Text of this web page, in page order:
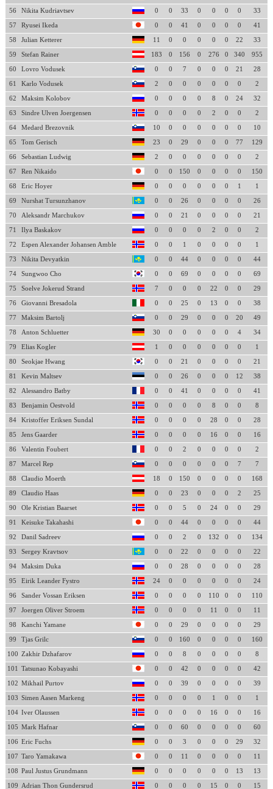
56 Nikita Kudriavtsev 0 0 33 0 0 0 0 33
57 Ryusei Ikeda 0 0 41 0 0 0 0 41
58 Julian Ketterer 11 0 0 0 0 0 22 33
59 Stefan Rainer 183 0 156 0 276 0 340 955
60 Lovro Vodusek 0 0 7 0 0 0 21 28
61 Karlo Vodusek 2 0 0 0 0 0 0 2
62 Maksim Kolobov 0 0 0 0 8 0 24 32
63 Sindre Ulven Joergensen 0 0 0 0 2 0 0 2
64 Medard Brezovnik 10 0 0 0 0 0 0 10
65 Tom Gerisch 23 0 29 0 0 0 77 129
66 Sebastian Ludwig 2 0 0 0 0 0 0 2
67 Ren Nikaido 0 0 150 0 0 0 0 150
68 Eric Hoyer 0 0 0 0 0 0 1 1
69 Nurshat Tursunzhanov 0 0 26 0 0 0 0 26
70 Aleksandr Marchukov 0 0 21 0 0 0 0 21
71 Ilya Baskakov 0 0 0 0 2 0 0 2
72 Espen Alexander Johansen Amble 0 0 1 0 0 0 0 1
73 Nikita Devyatkin 0 0 44 0 0 0 0 44
74 Sungwoo Cho 0 0 69 0 0 0 0 69
75 Soelve Jokerud Strand 7 0 0 0 22 0 0 29
76 Giovanni Bresadola 0 0 25 0 13 0 0 38
77 Maksim Bartolj 0 0 29 0 0 0 20 49
78 Anton Schluetter 30 0 0 0 0 0 4 34
79 Elias Kogler 1 0 0 0 0 0 0 1
80 Seokjae Hwang 0 0 21 0 0 0 0 21
81 Kevin Maltsev 0 0 26 0 0 0 12 38
82 Alessandro Batby 0 0 41 0 0 0 0 41
83 Benjamin Oestvold 0 0 0 0 8 0 0 8
84 Kristoffer Eriksen Sundal 0 0 0 0 28 0 0 28
85 Jens Gaarder 0 0 0 0 16 0 0 16
86 Valentin Foubert 0 0 2 0 0 0 0 2
87 Marcel Rep 0 0 0 0 0 0 7 7
88 Claudio Moerth 18 0 150 0 0 0 0 168
89 Claudio Haas 0 0 23 0 0 0 2 25
90 Ole Kristian Baarset 0 0 5 0 24 0 0 29
91 Keisuke Takahashi 0 0 44 0 0 0 0 44
92 Danil Sadreev 0 0 2 0 132 0 0 134
93 Sergey Kravtsov 0 0 22 0 0 0 0 22
94 Maksim Duka 0 0 28 0 0 0 0 28
95 Eirik Leander Fystro 24 0 0 0 0 0 0 24
96 Sander Vossan Eriksen 0 0 0 0 110 0 0 110
97 Joergen Oliver Stroem 0 0 0 0 11 0 0 11
98 Kanchi Yamane 0 0 29 0 0 0 0 29
99 Tjas Grilc 0 0 160 0 0 0 0 160
100 Zakhir Dzhafarov 0 0 8 0 0 0 0 8
101 Tatsunao Kobayashi 0 0 42 0 0 0 0 42
102 Mikhail Purtov 0 0 39 0 0 0 0 39
103 Simen Aasen Markeng 0 0 0 0 1 0 0 1
104 Iver Olaussen 0 0 0 0 16 0 0 16
105 Mark Hafnar 0 0 60 0 0 0 0 60
106 Eric Fuchs 0 0 3 0 0 0 29 32
107 Taro Yamakawa 0 0 11 0 0 0 0 11
108 Paul Justus Grundmann 0 0 0 0 0 0 13 13
109 Adrian Thon Gundersrud 0 0 0 0 15 0 0 15